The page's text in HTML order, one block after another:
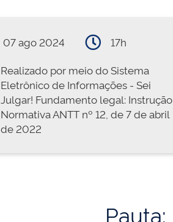
07 ago 2024
17h
Realizado por meio do Sistema
Eletrônico de Informações - Sei
Julgar! Fundamento legal: Instrução
Normativa ANTT nº 12, de 7 de abril
de 2022
Pauta: